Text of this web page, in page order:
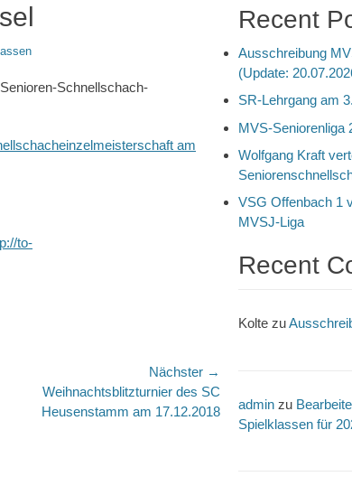
Schnellschach-
am
to-
Nächster →
Weihnachtsblitzturnier des SC
Heusenstamm am 17.12.2018
Recent
Ausschreibung
(Update:
SR-Lehrgang am
MVS-Seniorenliga
Wolfgang Kraft
VSG Offenbach 1
MVSJ-Liga
Recent
Kolte zu
admin zu
Spielklassen für